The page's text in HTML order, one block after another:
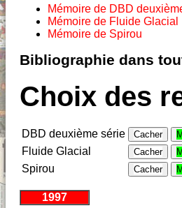
Mémoire de DBD
Mémoire de Fluide Glacial
Mémoire de Spirou
Bibliographie dans
Choix des
DBD deuxième série Cacher
Fluide Glacial Cacher
Spirou Cacher
1997